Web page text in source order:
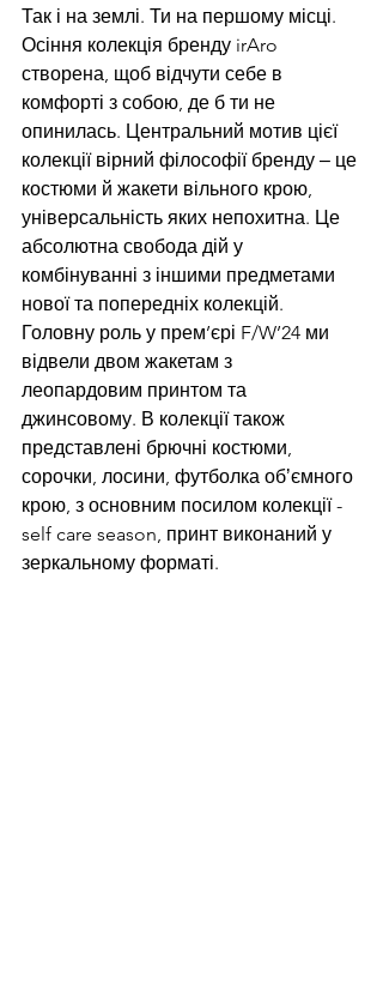
Так і на землі. Ти на першому місці.
Осіння колекція бренду irAro
створена, щоб відчути себе в
комфорті з собою, де б ти не
опинилась. Центральний мотив цієї
колекції вірний філософії бренду ‒ це
костюми й жакети вільного крою,
універсальність яких непохитна. Це
абсолютна свобода дій у
комбінуванні з іншими предметами
нової та попередніх колекцій.
Головну роль у прем’єрі F/W’24 ми
відвели двом жакетам з
леопардовим принтом та
джинсовому. В колекції також
представлені брючні костюми,
сорочки, лосини, футболка обʼємного
крою, з основним посилом колекції -
self care season, принт виконаний у
зеркальному форматі.